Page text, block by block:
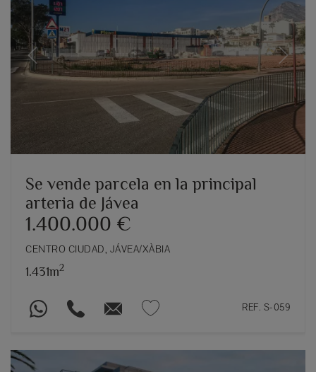
Previous Next
Se vende parcela en la principal
arteria de Jávea
1.400.000 €
CENTRO CIUDAD, JÁVEA/XÀBIA
1.431m2
REF. S-059